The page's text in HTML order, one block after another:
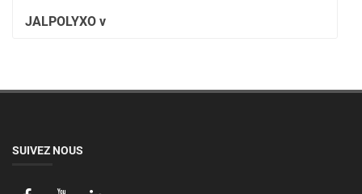
JALPOLYXO v
SUIVEZ NOUS